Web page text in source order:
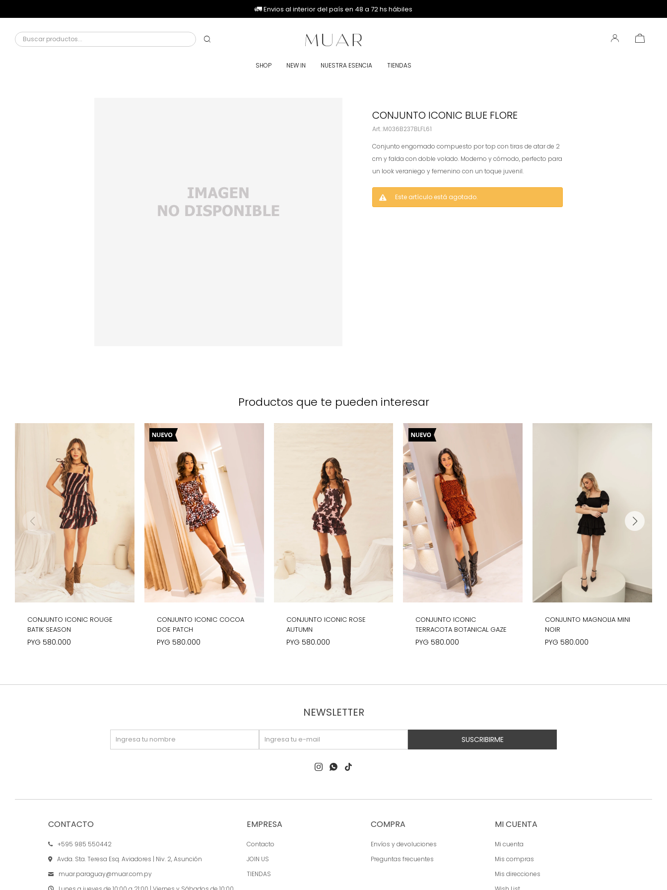
🚛
🚛Envios al interior del país en 48 a 72 hs hábiles
SHOP NEW IN NUESTRA ESENCIA TIENDAS
CONJUNTO ICONIC BLUE FLORE
M036B237BLFL61
Conjunto engomado compuesto por top con tiras de atar de 2
cm y falda con doble volado. Moderno y cómodo, perfecto para
un look veraniego y femenino con un toque juvenil.
Este artículo está agotado.
Productos que te pueden interesar
CONJUNTO ICONIC ROUGE
BATIK SEASON
PYG 580.000
CONJUNTO ICONIC COCOA
DOE PATCH
PYG 580.000
CONJUNTO ICONIC ROSE
AUTUMN
PYG 580.000
CONJUNTO ICONIC
TERRACOTA BOTANICAL GAZE
PYG 580.000
CONJUNTO MAGNOLIA MINI
NOIR
PYG 580.000
CONTACTO
+595 985 550442
Avda. Sta. Teresa Esq. Aviadores | Niv. 2, Asunción
muar.paraguay@muar.com.py
EMPRESA
Contacto
JOIN US
TIENDAS
COMPRA
Envíos y devoluciones
Preguntas frecuentes
MI CUENTA
Mi cuenta
Mis compras
Mis direcciones
NEWSLETTER
SUSCRIBIRME
  